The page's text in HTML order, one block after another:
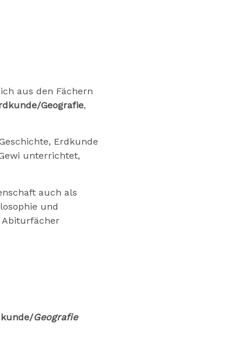
aus den Fächern
Geografie,
Erdkunde
unterrichtet,
auch als
und
Abiturfächer
Geografie